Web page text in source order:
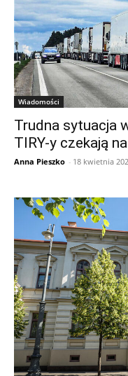
Wiadomości
Trudna sytuacja
TIRY-y czekają
Anna Pieszko - 18 kwietnia